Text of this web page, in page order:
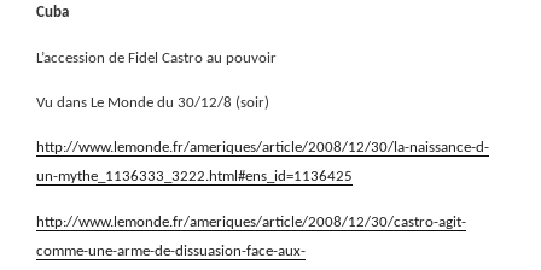
Cuba
L’accession de Fidel Castro au pouvoir
Vu dans Le Monde du 30/12/8 (soir)
http://www.lemonde.fr/ameriques/article/2008/12/30/la-naissance-d-
un-mythe_1136333_3222.html#ens_id=1136425
http://www.lemonde.fr/ameriques/article/2008/12/30/castro-agit-
comme-une-arme-de-dissuasion-face-aux-